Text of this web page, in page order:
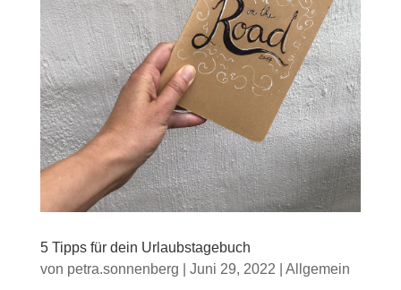
5 Tipps für dein Urlaubstagebuch
von petra.sonnenberg Juni 29, 2022
Allgemein